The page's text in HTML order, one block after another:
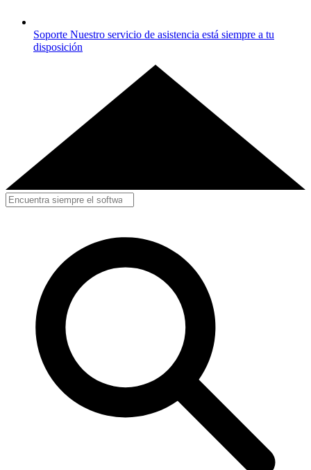
Soporte Nuestro servicio de asistencia está siempre a tu
disposición